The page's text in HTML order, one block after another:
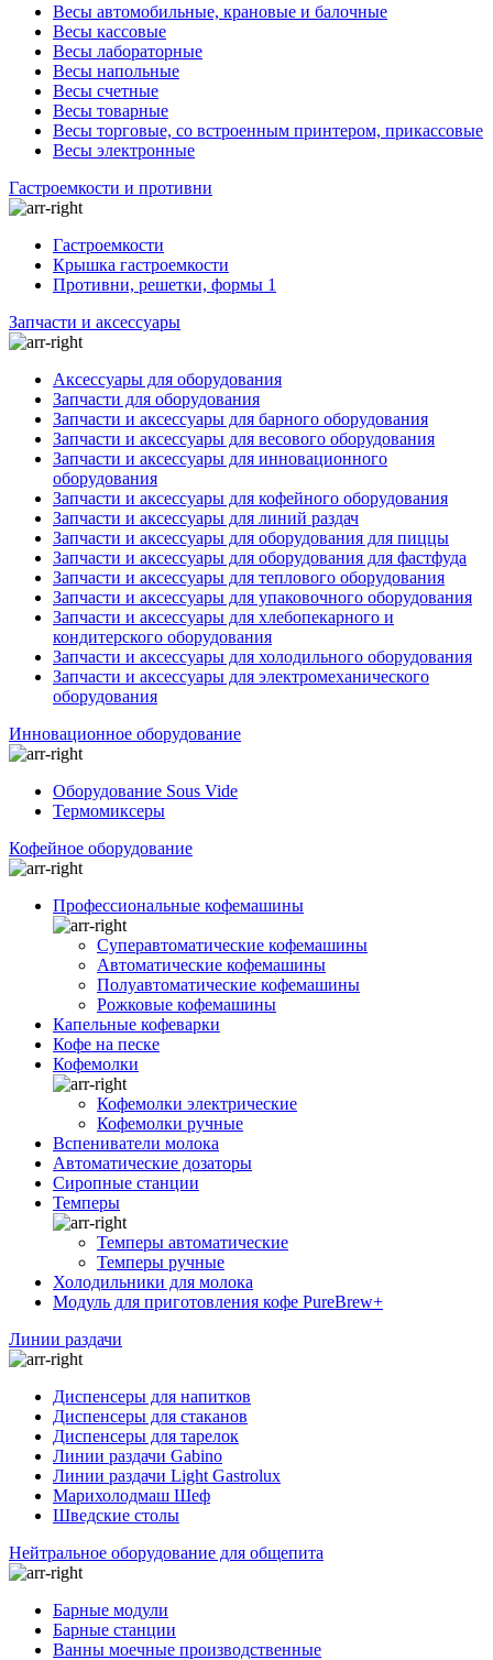
Весы автомобильные, крановые и балочные
Весы кассовые
Весы лабораторные
Весы напольные
Весы счетные
Весы товарные
Весы торговые, со встроенным принтером, прикассовые
Весы электронные
Гастроемкости и противни
Гастроемкости
Крышка гастроемкости
Противни, решетки, формы 1
Запчасти и аксессуары
Аксессуары для оборудования
Запчасти для оборудования
Запчасти и аксессуары для барного оборудования
Запчасти и аксессуары для весового оборудования
Запчасти и аксессуары для инновационного
оборудования
Запчасти и аксессуары для кофейного оборудования
Запчасти и аксессуары для линий раздач
Запчасти и аксессуары для оборудования для пиццы
Запчасти и аксессуары для оборудования для фастфуда
Запчасти и аксессуары для теплового оборудования
Запчасти и аксессуары для упаковочного оборудования
Запчасти и аксессуары для хлебопекарного и
кондитерского оборудования
Запчасти и аксессуары для холодильного оборудования
Запчасти и аксессуары для электромеханического
оборудования
Инновационное оборудование
Оборудование Sous Vide
Термомиксеры
Кофейное оборудование
Профессиональные кофемашины
Суперавтоматические кофемашины
Автоматические кофемашины
Полуавтоматические кофемашины
Рожковые кофемашины
Капельные кофеварки
Кофе на песке
Кофемолки
Кофемолки электрические
Кофемолки ручные
Вспениватели молока
Автоматические дозаторы
Сиропные станции
Темперы
Темперы автоматические
Темперы ручные
Холодильники для молока
Модуль для приготовления кофе PureBrew+
Линии раздачи
Диспенсеры для напитков
Диспенсеры для стаканов
Диспенсеры для тарелок
Линии раздачи Gabino
Линии раздачи Light Gastrolux
Марихолодмаш Шеф
Шведские столы
Нейтральное оборудование для общепита
Барные модули
Барные станции
Ванны моечные производственные